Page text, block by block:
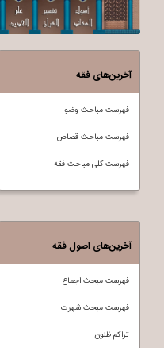
آخرین‌های فقه
فهرست مباحث وضو
فهرست مباحث قصاص
فهرست کلی مباحث فقه
آخرین‌های اصول فقه
فهرست مبحث اجماع
فهرست مبحث شهرت
تراکم ظنون